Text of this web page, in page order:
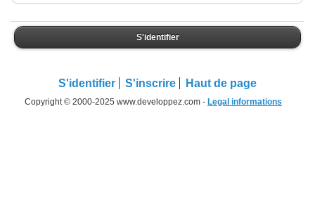
S'identifier
S'identifier S'inscrire Haut de page
Copyright © 2000-2025 www.developpez.com - Legal informations